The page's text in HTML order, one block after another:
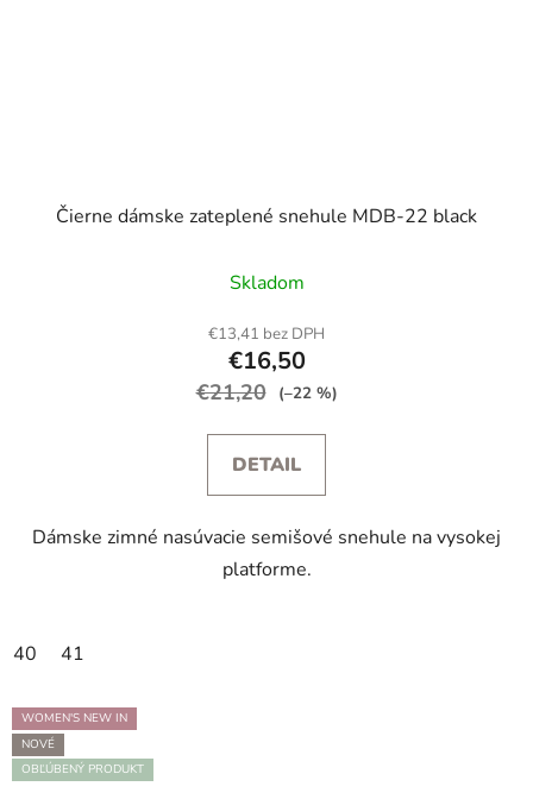
Čierne dámske zateplené snehule MDB-22 black
Skladom
€13,41 bez DPH
€16,50
€21,20 (–22 %)
DETAIL
Dámske zimné nasúvacie semišové snehule na vysokej
platforme.
40 41
WOMEN'S NEW IN
NOVÉ
OBĽÚBENÝ PRODUKT